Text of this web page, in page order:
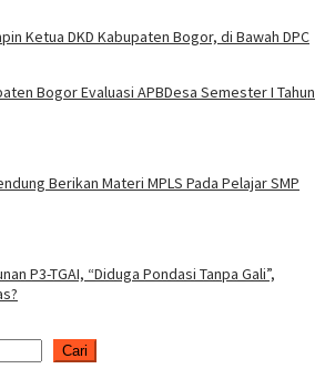
Ketua DKD Kabupaten Bogor, di Bawah DPC
Bogor Evaluasi APBDesa Semester I Tahun
Berikan Materi MPLS Pada Pelajar SMP
P3-TGAI, “Diduga Pondasi Tanpa Gali”,
Cari